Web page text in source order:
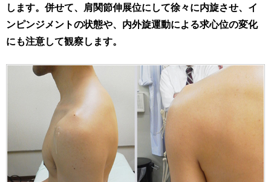
します。併せて、肩関節伸展位にして徐々に内旋させ、イ
ンピンジメントの状態や、内外旋運動による求心位の変化
にも注意して観察します。